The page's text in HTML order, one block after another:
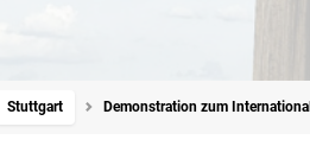
Stuttgart Demonstration zum